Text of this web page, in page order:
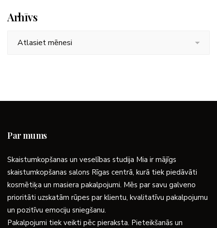
Arhīvs
Par mums
Skaistumkopšanas un veselības studija Mia ir mājīgs
skaistumkopšanas salons Rīgas centrā, kurā tiek piedāvāti
kosmētiķa un masiera pakalpojumi. Mēs par savu galveno
prioritāti uzskatām rūpes par klientu, kvalitatīvu pakalpojumu
un pozitīvu emociju sniegšanu.
Pakalpojumi tiek veikti pēc pieraksta. Pieteikšanās un